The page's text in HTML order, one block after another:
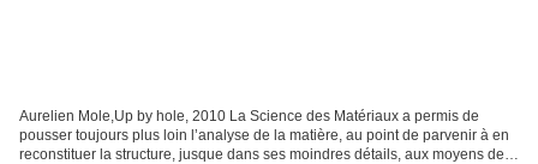
Aurelien Mole,Up by hole, 2010 La Science des Matériaux a permis de
pousser toujours plus loin l’analyse de la matière, au point de parvenir à en
reconstituer la structure, jusque dans ses moindres détails, aux moyens de